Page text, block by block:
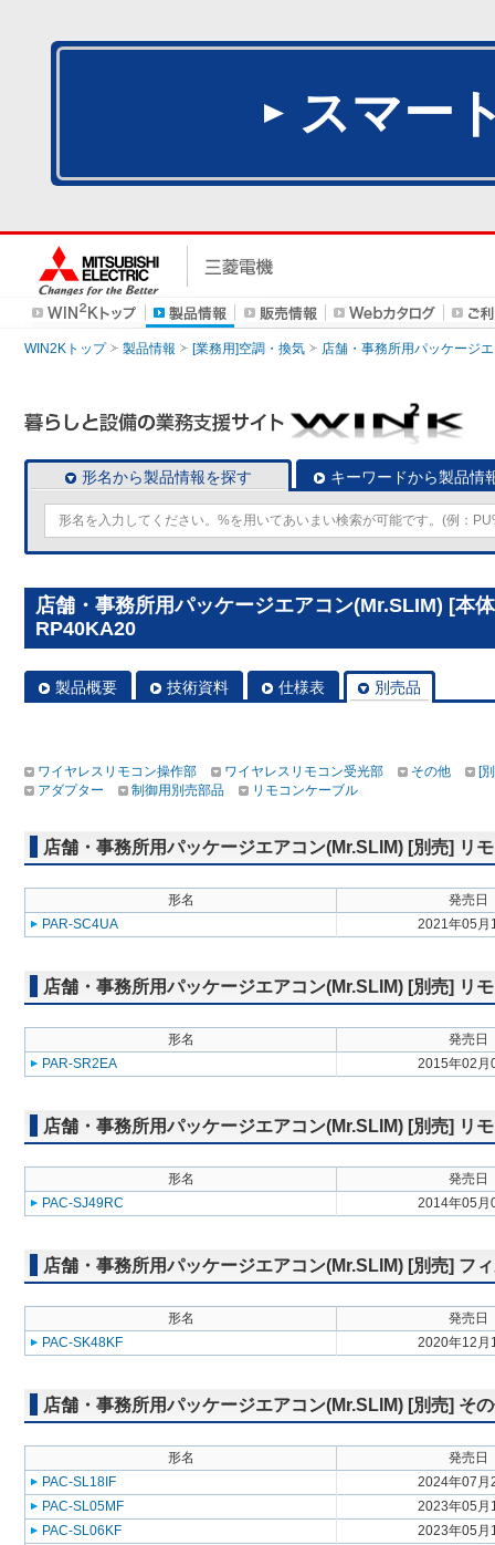
スマー
WIN2Kトップ 製品情報 [業務用]空調・換気 店舗・事務所用パッケージ
形名から製品情報を探す キーワードから製品情
店舗・事務所用パッケージエアコン(Mr.SLIM) [本
RP40KA20
製品概要 技術資料 仕様表 別売品
ワイヤレスリモコン操作部 ワイヤレスリモコン受光部 その他
[
アダプター
制御用別売部品 リモコンケーブル
店舗・事務所用パッケージエアコン(Mr.SLIM) [別売] リ
形名
発売日
PAR-SC4UA
2021年05月
店舗・事務所用パッケージエアコン(Mr.SLIM) [別売] リ
形名
発売日
PAR-SR2EA
2015年02月
店舗・事務所用パッケージエアコン(Mr.SLIM) [別売] リ
形名
発売日
PAC-SJ49RC
2014年05月
店舗・事務所用パッケージエアコン(Mr.SLIM) [別売] フ
形名
発売日
PAC-SK48KF
2020年12月
店舗・事務所用パッケージエアコン(Mr.SLIM) [別売] そ
形名
発売日
PAC-SL18IF
2024年07月
PAC-SL05MF
2023年05月
PAC-SL06KF
2023年05月